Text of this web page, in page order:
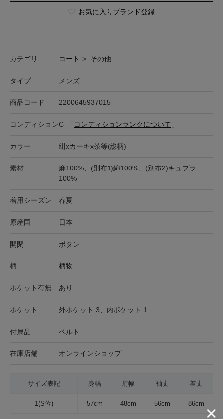
お気に入りブランド登録
カテゴリ コート > その他
タイプ メンズ
商品コード 2200645937015
コンディションC 「 コンディションランクについて 」
カラー 紺xカーキx茶等(総柄)
素材
麻100%、(別布1)綿100%、(別布2)キュプラ
100%
着用シーズン 春夏
原産国 日本
開閉 ボタン
柄 柄物
ポケット有無 あり
ポケット 外ポケット:3、内ポケット:1
付属品 ベルト
在庫店舗 オンラインショップ
サイズ表記 身幅 肩幅 袖丈 着丈
1(S位) 57cm 48cm 56cm 86cm